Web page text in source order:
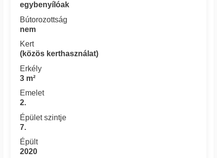
egybenyílóak
Bútorozottság
nem
Kert
(közös kerthasználat)
Erkély
3 m²
Emelet
2.
Épület szintje
7.
Épült
2020